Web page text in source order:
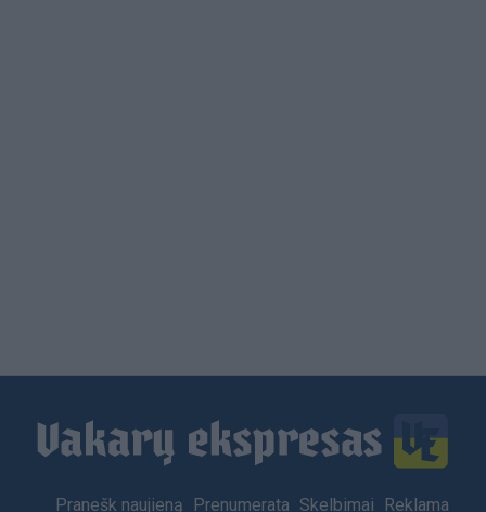
Footer
Pranešk naujieną Prenumerata Skelbimai Reklama